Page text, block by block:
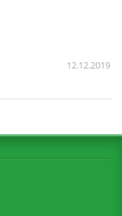
12.12.2019